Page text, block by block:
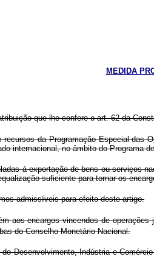
MEDIDA
que lhe confere o art. 62 da
da Programação Especial das
internacional, no âmbito do Programa
à exportação de bens ou serviços
suficiente para tornar os
admissíveis para efeito deste artigo.
aos encargos vincendos de operações
do Conselho Monetário Nacional.
Desenvolvimento, Indústria e